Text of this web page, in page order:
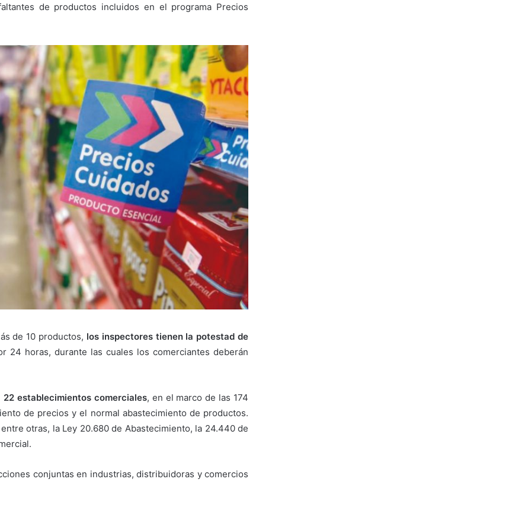
de productos incluidos en el programa Precios
de 10 productos, los inspectores tienen la potestad de
24 horas, durante las cuales los comerciantes deberán
establecimientos comerciales, en el marco de las 174
de precios y el normal abastecimiento de productos.
otras, la Ley 20.680 de Abastecimiento, la 24.440 de
conjuntas en industrias, distribuidoras y comercios